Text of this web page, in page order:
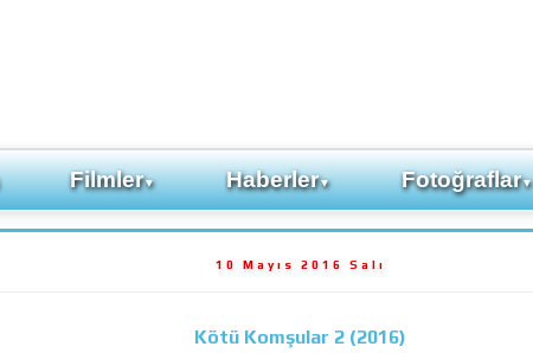
Filmler▼ Haberler▼ Fotoğraflar▼
10 Mayıs 2016 Salı
Kötü Komşular 2 (2016)